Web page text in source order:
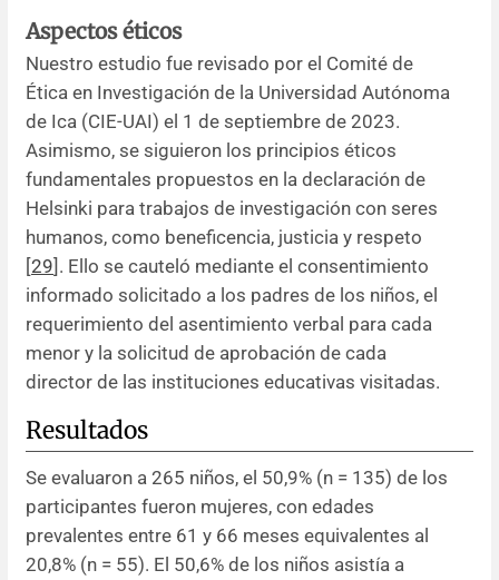
Aspectos éticos
Nuestro estudio fue revisado por el Comité de
Ética en Investigación de la Universidad Autónoma
de Ica (CIE-UAI) el 1 de septiembre de 2023.
Asimismo, se siguieron los principios éticos
fundamentales propuestos en la declaración de
Helsinki para trabajos de investigación con seres
humanos, como beneficencia, justicia y respeto
[29]. Ello se cauteló mediante el consentimiento
informado solicitado a los padres de los niños, el
requerimiento del asentimiento verbal para cada
menor y la solicitud de aprobación de cada
director de las instituciones educativas visitadas.
Resultados
Se evaluaron a 265 niños, el 50,9% (n = 135) de los
participantes fueron mujeres, con edades
prevalentes entre 61 y 66 meses equivalentes al
20,8% (n = 55). El 50,6% de los niños asistía a